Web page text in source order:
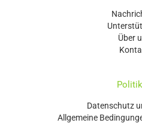
Über
Datenschutz
Allgemeine